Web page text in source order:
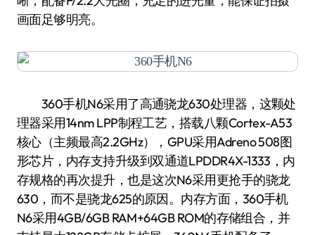
画面足够明亮。
360手机N6采用了高通骁龙630处理器，这颗处
理器采用14nm LPP制程工艺，搭载八颗Cortex-A53
核心（主频最高2.2GHz），GPU采用Adreno 508图
形芯片，内存支持升级到双通道LPDDR4X-1333，内
存规格的再次提升，也是这次N6采用更抢手的骁龙
630，而不是骁龙625的原因。内存方面，360手机
N6采用4GB/6GB RAM+64GB ROM的存储组合，并